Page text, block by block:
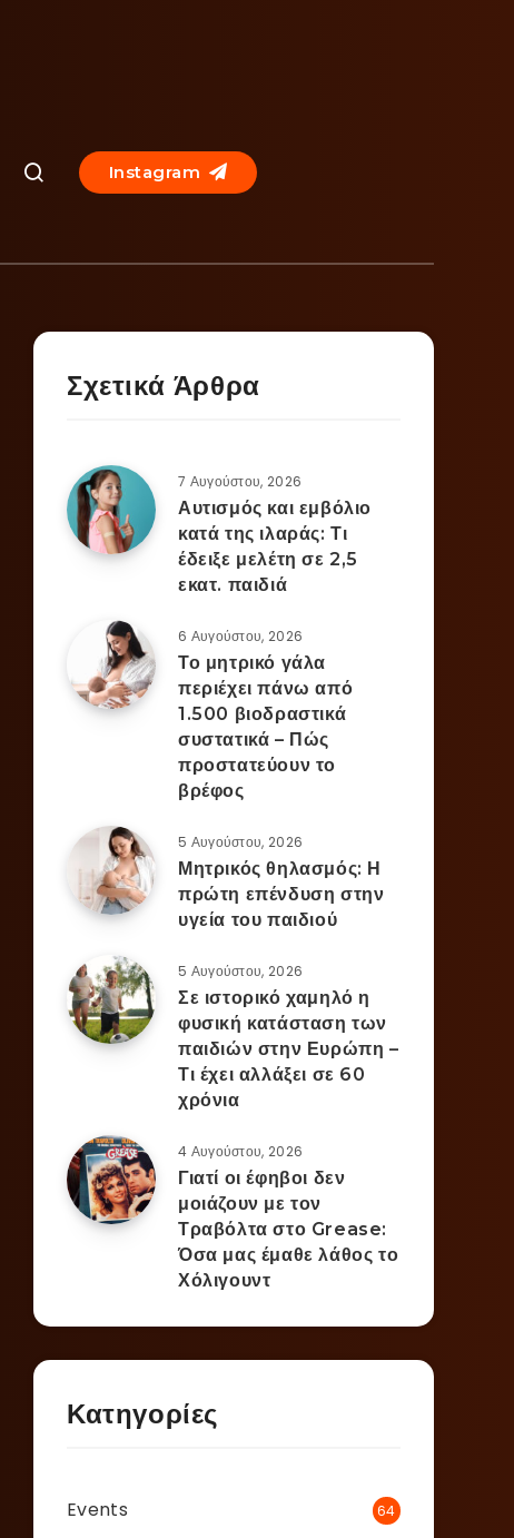
Instagram
Σχετικά Άρθρα
7 Αυγούστου, 2026
Αυτισμός και εμβόλιο
κατά της ιλαράς: Τι
έδειξε μελέτη σε 2,5
εκατ. παιδιά
6 Αυγούστου, 2026
Το μητρικό γάλα
περιέχει πάνω από
1.500 βιοδραστικά
συστατικά – Πώς
προστατεύουν το
βρέφος
5 Αυγούστου, 2026
Μητρικός θηλασμός: Η
πρώτη επένδυση στην
υγεία του παιδιού
5 Αυγούστου, 2026
Σε ιστορικό χαμηλό η
φυσική κατάσταση των
παιδιών στην Ευρώπη –
Τι έχει αλλάξει σε 60
χρόνια
4 Αυγούστου, 2026
Γιατί οι έφηβοι δεν
μοιάζουν με τον
Τραβόλτα στο Grease:
Όσα μας έμαθε λάθος το
Χόλιγουντ
Κατηγορίες
Events 64